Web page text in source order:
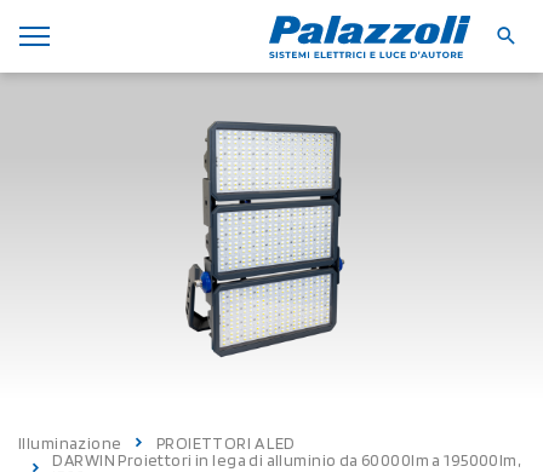
Illuminazione
PROIETTORI A LED
DARWIN Proiettori in lega di alluminio da 60000lm a 195000lm,